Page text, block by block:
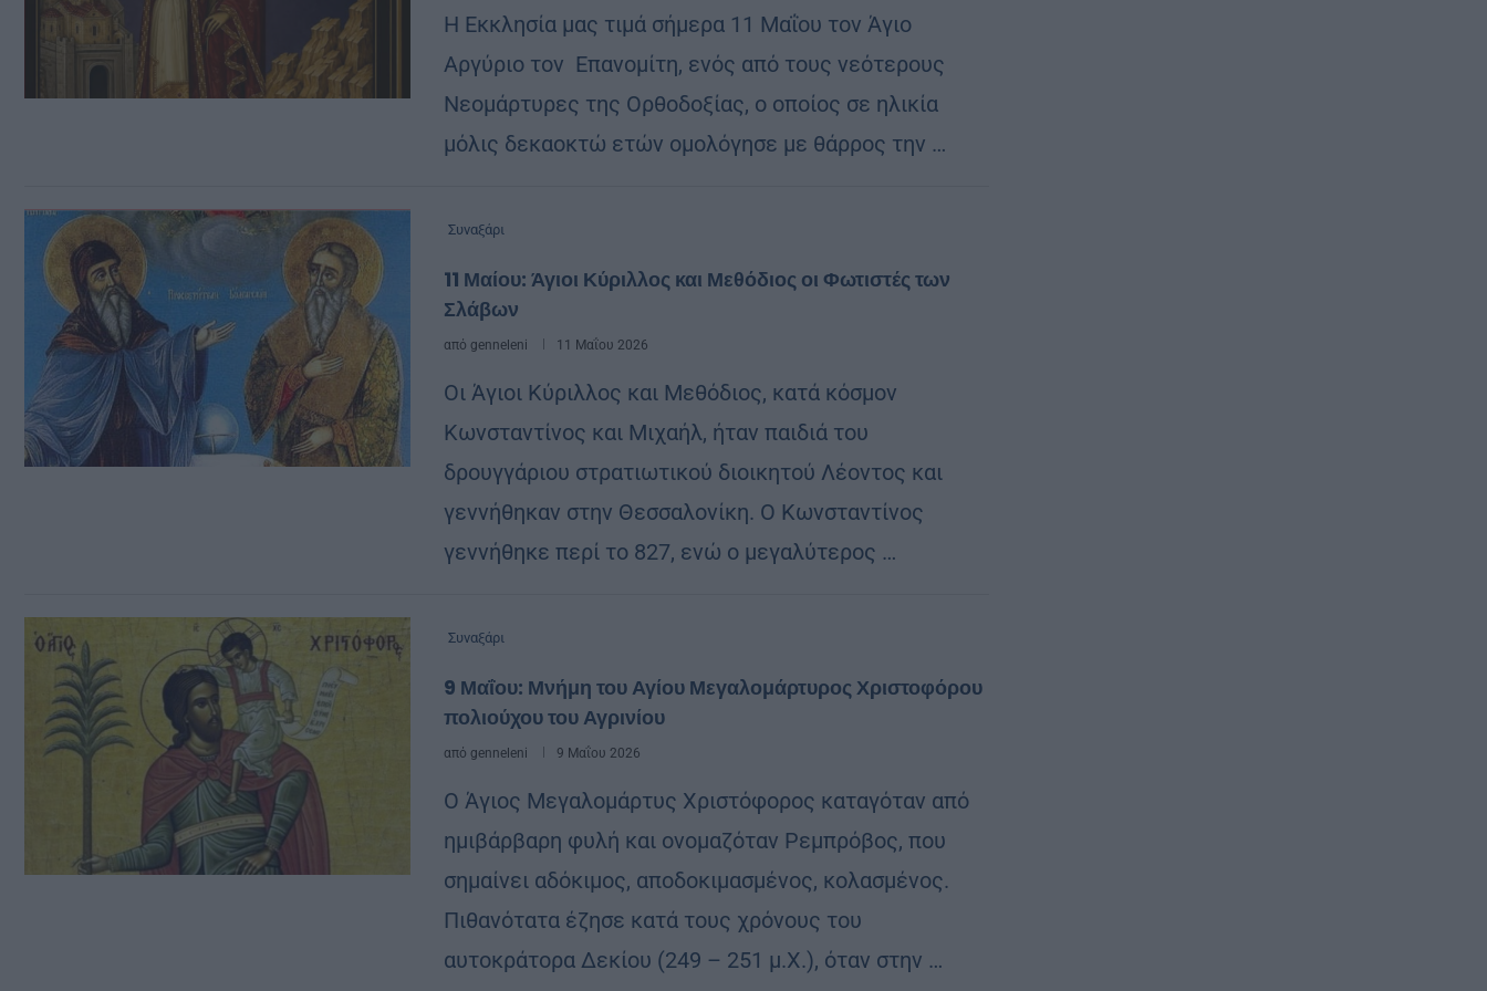
Η Εκκλησία μας τιμά σήμερα 11 Μαΐου τον Άγιο
Αργύριο τον Επανομίτη, ενός από τους νεότερους
Νεομάρτυρες της Ορθοδοξίας, ο οποίος σε ηλικία
μόλις δεκαοκτώ ετών ομολόγησε με θάρρος την …
Συναξάρι
11 Μαίου: Άγιοι Κύριλλος και Μεθόδιος οι Φωτιστές των
Σλάβων
από genneleni 11 Μαΐου 2026
Οι Άγιοι Κύριλλος και Μεθόδιος, κατά κόσμον
Κωνσταντίνος και Μιχαήλ, ήταν παιδιά του
δρουγγάριου στρατιωτικού διοικητού Λέοντος και
γεννήθηκαν στην Θεσσαλονίκη. Ο Κωνσταντίνος
γεννήθηκε περί το 827, ενώ ο μεγαλύτερος …
Συναξάρι
9 Μαΐου: Μνήμη του Αγίου Μεγαλομάρτυρος Χριστοφόρου
πολιούχου του Αγρινίου
από genneleni 9 Μαΐου 2026
Ο Άγιος Μεγαλομάρτυς Χριστόφορος καταγόταν από
ημιβάρβαρη φυλή και ονομαζόταν Ρεμπρόβος, που
σημαίνει αδόκιμος, αποδοκιμασμένος, κολασμένος.
Πιθανότατα έζησε κατά τους χρόνους του
αυτοκράτορα Δεκίου (249 – 251 μ.Χ.), όταν στην …